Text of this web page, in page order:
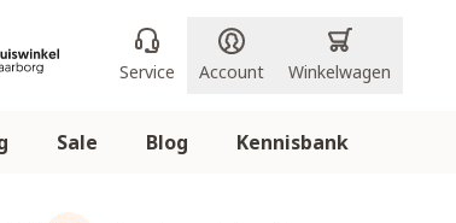
Sale Blog Kennisbank
Service Account Winkelwagen